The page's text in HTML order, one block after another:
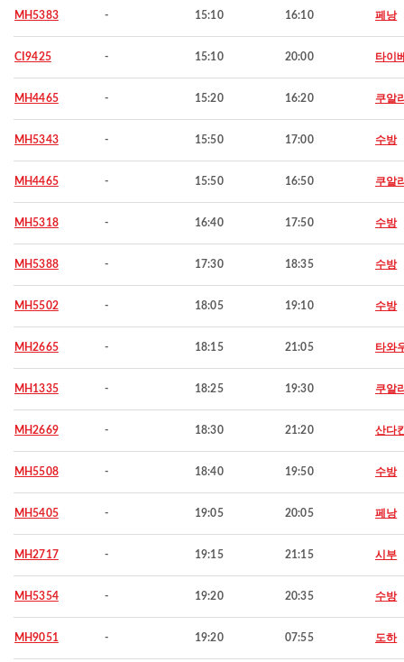
MH5383 - 15:10 16:10 페낭
CI9425 - 15:10 20:00 타이
MH4465 - 15:20 16:20 쿠알
MH5343 - 15:50 17:00 수방
MH4465 - 15:50 16:50 쿠알
MH5318 - 16:40 17:50 수방
MH5388 - 17:30 18:35 수방
MH5502 - 18:05 19:10 수방
MH2665 - 18:15 21:05 타와
MH1335 - 18:25 19:30 쿠알
MH2669 - 18:30 21:20 산다
MH5508 - 18:40 19:50 수방
MH5405 - 19:05 20:05 페낭
MH2717 - 19:15 21:15 시부
MH5354 - 19:20 20:35 수방
MH9051 - 19:20 07:55 도하